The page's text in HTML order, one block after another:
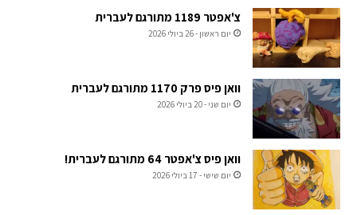
צ'אפטר 1189 מתורגם לעברית
יום ראשון - 26 ביולי 2026
וואן פיס פרק 1170 מתורגם לעברית
יום שני - 20 ביולי 2026
וואן פיס צ'אפטר 64 מתורגם לעברית!
יום שישי - 17 ביולי 2026